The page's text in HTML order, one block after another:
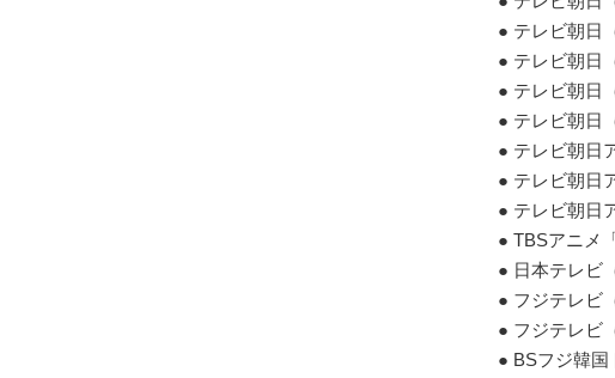
● テレビ朝日
● テレビ朝日
● テレビ朝日
● テレビ朝日
● テレビ朝日
● テレビ朝日
● テレビ朝日
● TBSアニメ
● 日本テレビ
● フジテレビ
● フジテレビ
● BSフジ韓国